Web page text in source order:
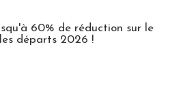
60% de réduction sur le
départs 2026 !